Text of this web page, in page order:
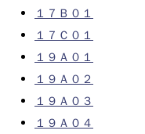
１７Ｂ０１
１７Ｃ０１
１９Ａ０１
１９Ａ０２
１９Ａ０３
１９Ａ０４